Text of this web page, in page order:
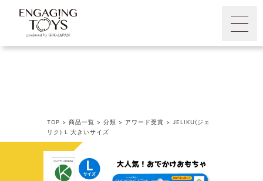
TOP > 商品一覧 > 分類 > アワード受賞 > JELIKU(ジェ
リク) L 大きいサイズ